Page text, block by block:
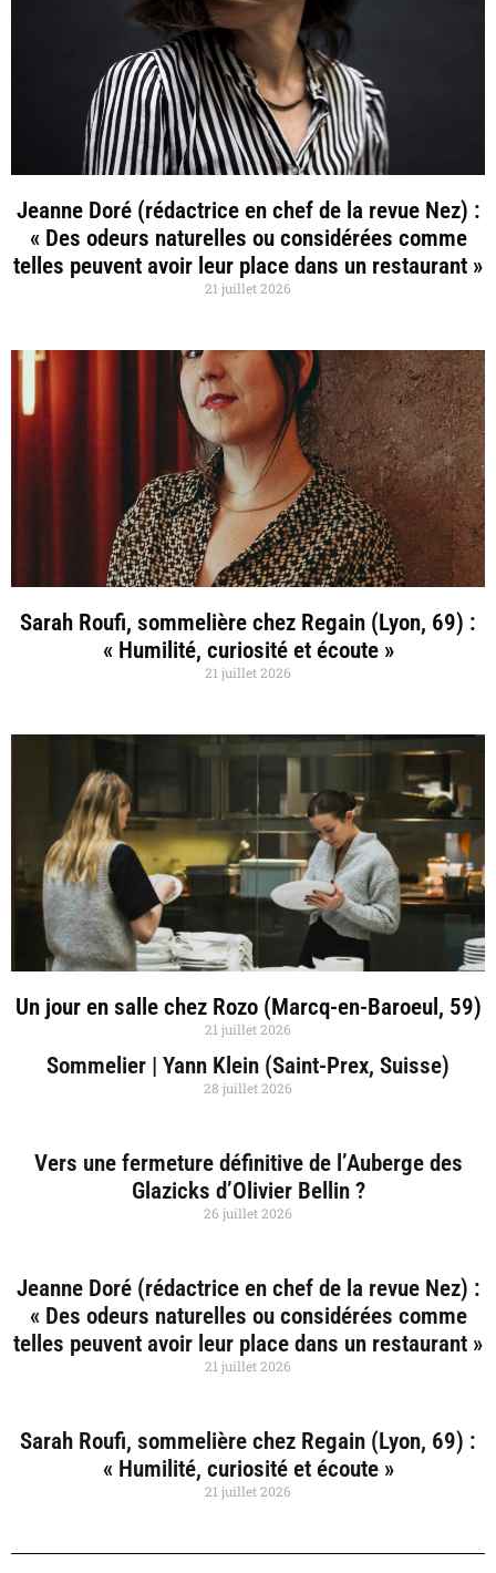
Jeanne Doré (rédactrice en chef de la revue Nez) :
« Des odeurs naturelles ou considérées comme
telles peuvent avoir leur place dans un restaurant »
21 juillet 2026
Sarah Roufi, sommelière chez Regain (Lyon, 69) :
« Humilité, curiosité et écoute »
21 juillet 2026
Un jour en salle chez Rozo (Marcq-en-Baroeul, 59)
21 juillet 2026
Sommelier | Yann Klein (Saint-Prex, Suisse)
28 juillet 2026
Vers une fermeture définitive de l’Auberge des
Glazicks d’Olivier Bellin ?
26 juillet 2026
Jeanne Doré (rédactrice en chef de la revue Nez) :
« Des odeurs naturelles ou considérées comme
telles peuvent avoir leur place dans un restaurant »
21 juillet 2026
Sarah Roufi, sommelière chez Regain (Lyon, 69) :
« Humilité, curiosité et écoute »
21 juillet 2026